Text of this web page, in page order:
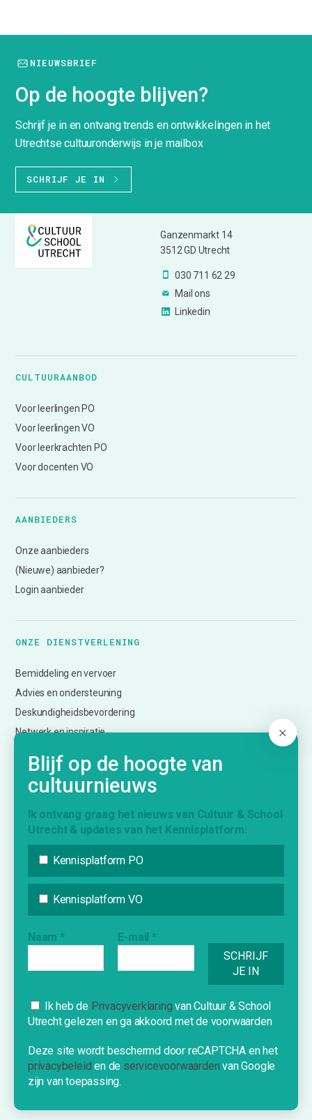
NIEUWSBRIEF
Op de hoogte blijven?
Schrijf je in en ontvang trends en ontwikkelingen in het
Utrechtse cultuuronderwijs in je mailbox
SCHRIJF JE IN
Ganzenmarkt 14
3512 GD Utrecht
030 711 62 29
Mail ons
Linkedin
CULTUURAANBOD
Voor leerlingen PO
Voor leerlingen VO
Voor leerkrachten PO
Voor docenten VO
AANBIEDERS
Onze aanbieders
(Nieuwe) aanbieder?
Login aanbieder
ONZE DIENSTVERLENING
Bemiddeling en vervoer
Advies en ondersteuning
Deskundigheidsbevordering
Netwerk en inspiratie
Informatie over subsidies
Creatief Vermogen Utrecht (CmK)
KENNISPLATFORM
Agenda
Vraag & Aanbod
Inschrijven nieuwsbrief
INFORMATIE
Over Cultuur & School Utrecht
Contact
Cookies
Deze website gebruikt cookies om je
OK!
Blijf op de hoogte van
cultuurnieuws
Ik ontvang graag het nieuws van Cultuur & School
Utrecht & updates van het Kennisplatform:
Kennisplatform PO
Kennisplatform VO
Naam * E-mail *
Ik heb de Privacyverklaring van Cultuur & School
Utrecht gelezen en ga akkoord met de voorwaarden
Deze site wordt beschermd door reCAPTCHA en het
privacybeleid en de servicevoorwaarden van Google
zijn van toepassing.